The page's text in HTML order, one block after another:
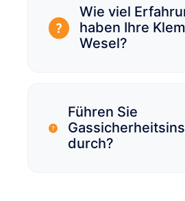
Wie viel
haben Ihre
Wesel?
Führen Sie
durch?